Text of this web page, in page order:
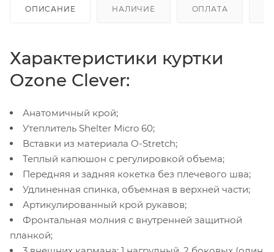
ОПИСАНИЕ НАЛИЧИЕ ОПЛАТА
Характеристики куртки
Ozone Clever:
Анатомичный крой;
Утеплитель Shelter Micro 60;
Вставки из материала O-Stretch;
Теплый капюшон с регулировкой объема;
Передняя и задняя кокетка без плечевого шва;
Удлиненная спинка, объемная в верхней части;
Артикулированный крой рукавов;
Фронтальная молния с внутренней защитной
планкой;